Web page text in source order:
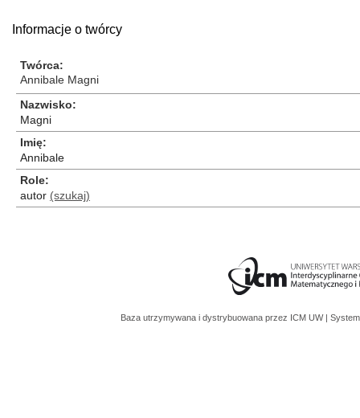
Informacje o twórcy
Twórca
Annibale Magni
Nazwisko
Magni
Imię
Annibale
Role
autor (szukaj)
Baza utrzymywana i dystrybuowana przez ICM UW |